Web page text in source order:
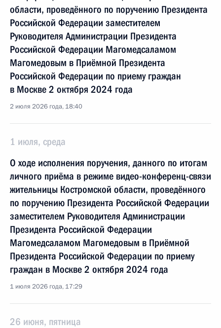
области, проведённого по поручению Президента
Российской Федерации заместителем
Руководителя Администрации Президента
Российской Федерации Магомедсаламом
Магомедовым в Приёмной Президента
Российской Федерации по приему граждан
в Москве 2 октября 2024 года
2 июля 2026 года, 18:40
1 июля, среда
О ходе исполнения поручения, данного по итогам
личного приёма в режиме видео-конференц-связи
жительницы Костромской области, проведённого
по поручению Президента Российской Федерации
заместителем Руководителя Администрации
Президента Российской Федерации
Магомедсаламом Магомедовым в Приёмной
Президента Российской Федерации по приему
граждан в Москве 2 октября 2024 года
1 июля 2026 года, 17:29
26 июня, пятница